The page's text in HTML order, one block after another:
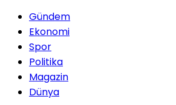
Gündem
Ekonomi
Spor
Politika
Magazin
Dünya